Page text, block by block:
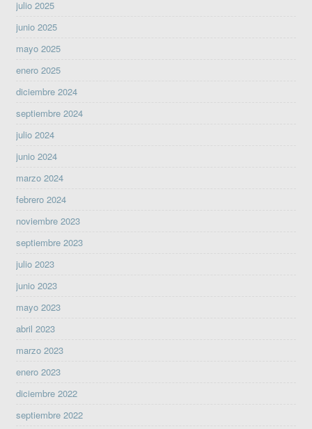
julio 2025
junio 2025
mayo 2025
enero 2025
diciembre 2024
septiembre 2024
julio 2024
junio 2024
marzo 2024
febrero 2024
noviembre 2023
septiembre 2023
julio 2023
junio 2023
mayo 2023
abril 2023
marzo 2023
enero 2023
diciembre 2022
septiembre 2022